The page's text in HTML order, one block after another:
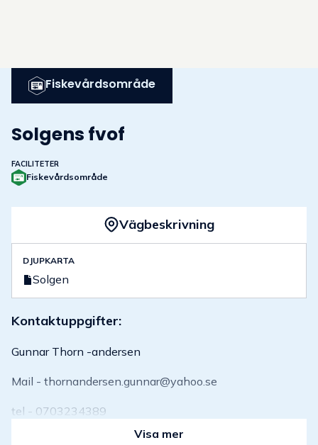
Fiskevårdsområde
Solgens fvof
FACILITETER
Fiskevårdsområde
Vägbeskrivning
DJUPKARTA
Solgen
Kontaktuppgifter:
Gunnar Thorn -andersen
Mail - thornandersen.gunnar@yahoo.se
tel - 0703234389
Visa mer